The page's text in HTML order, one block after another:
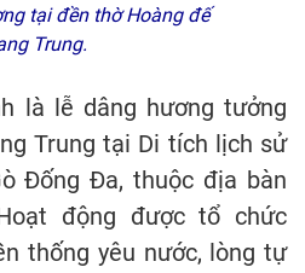
tại đền thờ Hoàng đế
Trung.
là lễ dâng hương tưởng
Trung tại Di tích lịch sử
Đống Đa, thuộc địa bàn
động được tổ chức
thống yêu nước, lòng tự